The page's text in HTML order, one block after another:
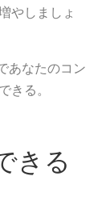
やしましょ
あなたのコン
きる。
きる